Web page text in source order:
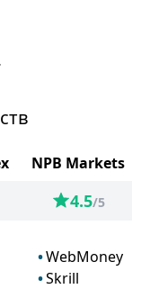
NPB Markets
4.5/5
WebMoney
Skrill